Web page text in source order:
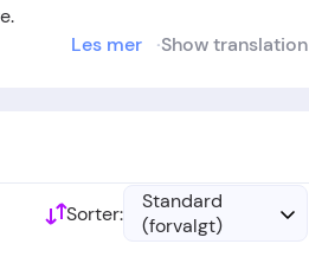
.
Les mer Show translation
Sorter:
Standard
(forvalgt)